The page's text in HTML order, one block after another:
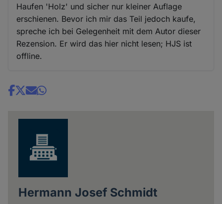
Haufen 'Holz' und sicher nur kleiner Auflage
erschienen. Bevor ich mir das Teil jedoch kaufe,
spreche ich bei Gelegenheit mit dem Autor dieser
Rezension. Er wird das hier nicht lesen; HJS ist
offline.
Share
Hermann Josef Schmidt